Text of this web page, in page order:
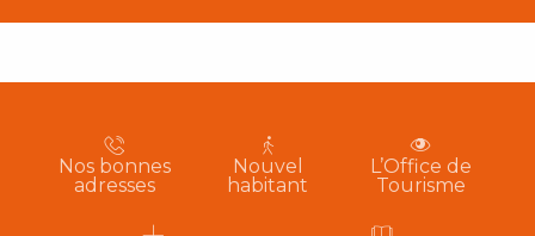
LIRE LA SUITE
Nos bonnes
adresses
Nouvel
habitant
L’Office de
Tourisme